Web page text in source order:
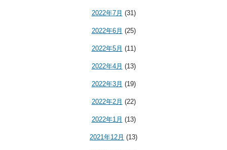
2022年7月 (31)
2022年6月 (25)
2022年5月 (11)
2022年4月 (13)
2022年3月 (19)
2022年2月 (22)
2022年1月 (13)
2021年12月 (13)